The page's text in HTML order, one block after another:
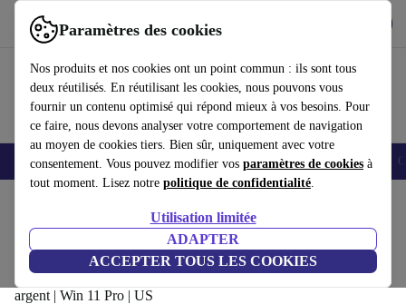
Paramètres des cookies
Nos produits et nos cookies ont un point commun : ils sont tous
deux réutilisés. En réutilisant les cookies, nous pouvons vous
fournir un contenu optimisé qui répond mieux à vos besoins. Pour
ce faire, nous devons analyser votre comportement de navigation
au moyen de cookies tiers. Bien sûr, uniquement avec votre
consentement. Vous pouvez modifier vos paramètres de cookies à
tout moment. Lisez notre politique de confidentialité.
Utilisation limitée
ADAPTER
ACCEPTER TOUS LES COOKIES
Utilisez refurbed rapidement et facilement
Smartphones Laptops Tablettes Montres connectées Accessoires
Dell Latitude 7430 | i7-1265U | 14-pouces
32 GB | 512 GB SSD | FHD | Touch | Rétroéclairage du clavier |
argent | Win 11 Pro | US